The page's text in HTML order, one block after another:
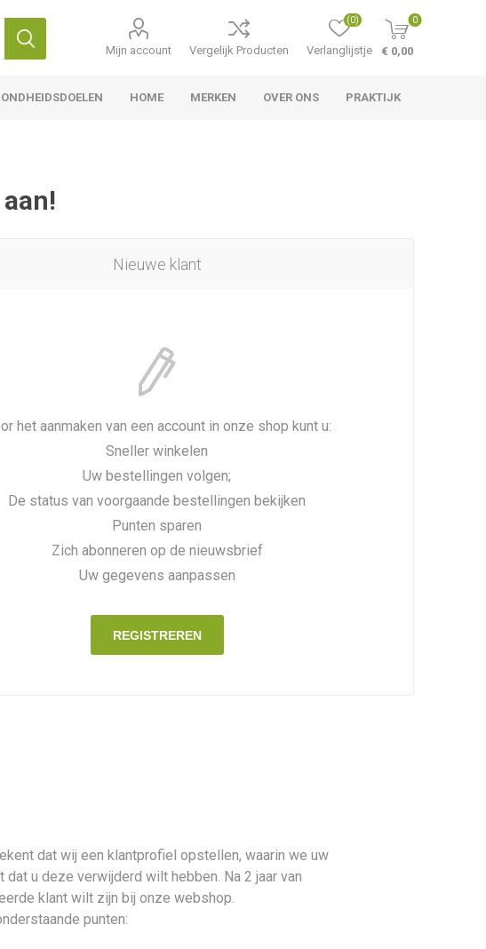
Mijn account Vergelijk Producten Verlanglijstje
(0) 0
€ 0,00
HOME MERKEN OVER ONS PRAKTIJK
Nieuwe klant
het aanmaken van een account in onze shop kunt u:
Sneller winkelen
Uw bestellingen volgen;
De status van voorgaande bestellingen bekijken
Punten sparen
Zich abonneren op de nieuwsbrief
Uw gegevens aanpassen
REGISTREREN
dat wij een klantprofiel opstellen, waarin we uw
u deze verwijderd wilt hebben. Na 2 jaar van
klant wilt zijn bij onze webshop.
punten: